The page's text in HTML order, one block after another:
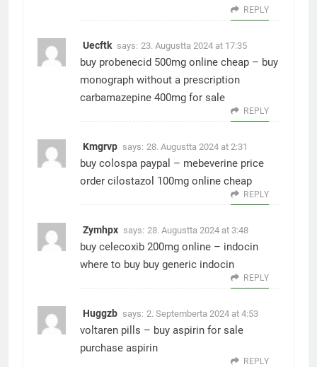
REPLY
Uecftk says: 23. Augustta 2024 at 17:35
buy probenecid 500mg online cheap – buy
monograph without a prescription
carbamazepine 400mg for sale
REPLY
Kmgrvp says: 28. Augustta 2024 at 2:31
buy colospa paypal – mebeverine price
order cilostazol 100mg online cheap
REPLY
Zymhpx says: 28. Augustta 2024 at 3:48
buy celecoxib 200mg online – indocin
where to buy buy generic indocin
REPLY
Huggzb says: 2. Septemberta 2024 at 4:53
voltaren pills – buy aspirin for sale
purchase aspirin
REPLY